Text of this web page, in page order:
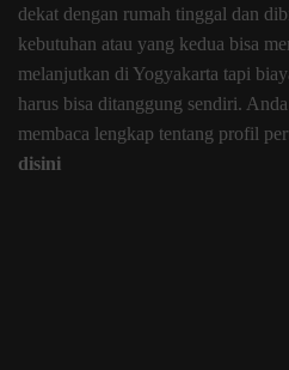
dekat dengan rumah tinggal dan
kebutuhan atau yang kedua bisa
melanjutkan di Yogyakarta tapi
harus bisa ditanggung sendiri.
membaca lengkap tentang profil
disini